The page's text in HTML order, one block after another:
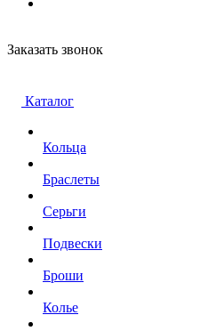
Заказать звонок
Каталог
Кольца
Браслеты
Серьги
Подвески
Броши
Колье